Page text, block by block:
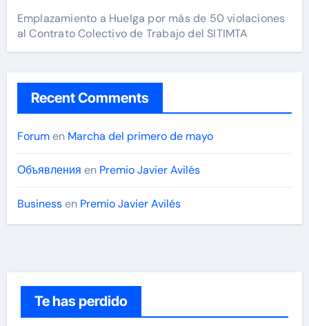
Emplazamiento a Huelga por más de 50 violaciones
al Contrato Colectivo de Trabajo del SITIMTA
Recent Comments
Forumen Marcha del primero de mayo
Объявления en Premio Javier Avilés
Businessen Premio Javier Avilés
Te has perdido